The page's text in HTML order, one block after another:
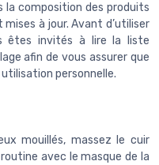
la composition des produits
à jour. Avant d’utiliser
êtes invités à lire la liste
afin de vous assurer que
personnelle.
mouillés, massez le cuir
avec le masque de la